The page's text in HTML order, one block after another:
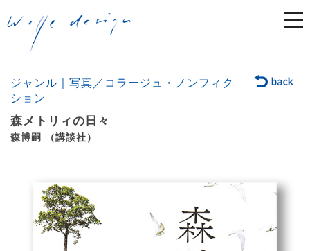
ジャンル｜写真／コラージュ・ノンフィク
ション
森メトリィの日々
森博嗣 （講談社）